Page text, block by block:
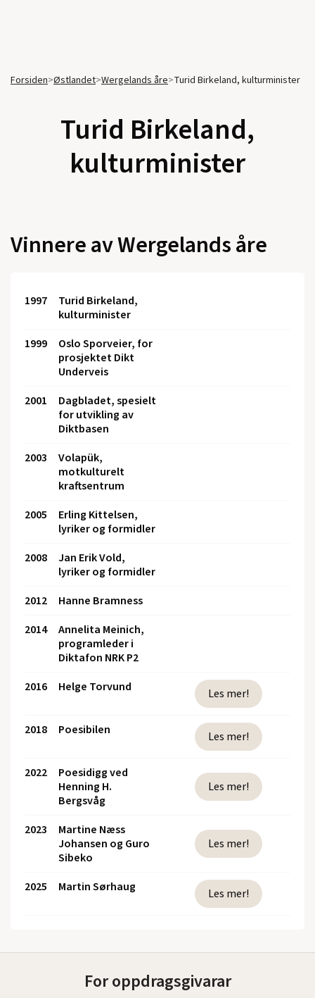
Forsiden>Østlandet>Wergelands åre>Turid Birkeland, kulturminister
Turid Birkeland,
kulturminister
Vinnere av Wergelands åre
1997
Turid Birkeland,
kulturminister
1999
Oslo Sporveier, for
prosjektet Dikt
Underveis
2001
Dagbladet, spesielt
for utvikling av
Diktbasen
2003
Volapük,
motkulturelt
kraftsentrum
2005
Erling Kittelsen,
lyriker og formidler
2008
Jan Erik Vold,
lyriker og formidler
2012
Hanne Bramness
2014
Annelita Meinich,
programleder i
Diktafon NRK P2
2016
Helge Torvund Les mer!
2018 Poesibilen Les mer!
2022
Poesidigg ved
Henning H.
Bergsvåg
Les mer!
2023
Martine Næss
Johansen og Guro
Sibeko
Les mer!
2025 Martin Sørhaug Les mer!
For oppdragsgivarar